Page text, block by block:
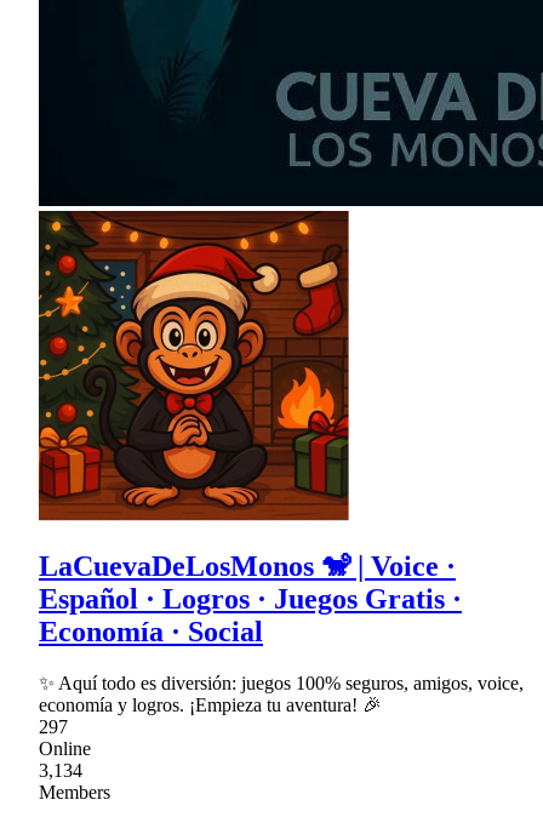
LaCuevaDeLosMonos 🐒 | Voice ·
Español · Logros · Juegos Gratis ·
Economía · Social
✨ Aquí todo es diversión: juegos 100% seguros, amigos, voice,
economía y logros. ¡Empieza tu aventura! 🎉
297
Online
3,134
Members